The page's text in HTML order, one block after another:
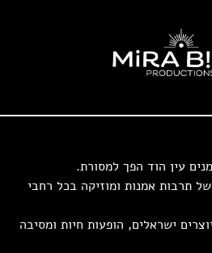
עין הוד הפך למסורת.
תרבות אמנות ומוזיקה בכל רחבי
ישראלים, הופעות חיות ומסיבה